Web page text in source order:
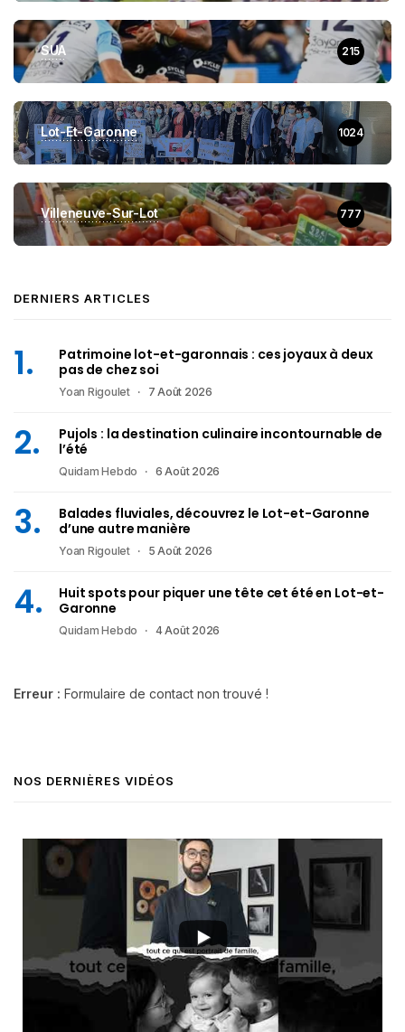
SUA 215
Lot-Et-Garonne 1024
Villeneuve-Sur-Lot 777
DERNIERS ARTICLES
Patrimoine lot-et-garonnais : ces joyaux à deux
pas de chez soi
Yoan Rigoulet 7 Août 2026
Pujols : la destination culinaire incontournable de
l’été
Quidam Hebdo 6 Août 2026
Balades fluviales, découvrez le Lot-et-Garonne
d’une autre manière
Yoan Rigoulet 5 Août 2026
Huit spots pour piquer une tête cet été en Lot-et-
Garonne
Quidam Hebdo 4 Août 2026
Erreur : Formulaire de contact non trouvé !
NOS DERNIÈRES VIDÉOS